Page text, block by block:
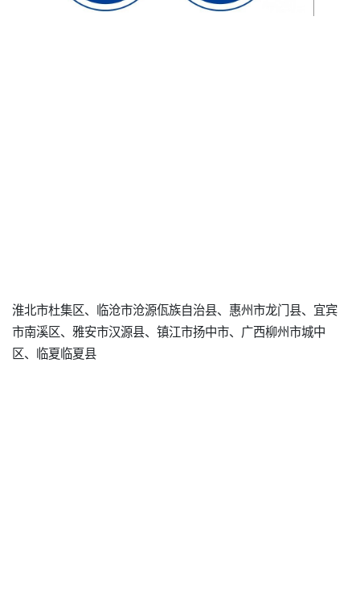
淮北市杜集区、临沧市沧源佤族自治县、惠州市龙门县、宜宾
市南溪区、雅安市汉源县、镇江市扬中市、广西柳州市城中
区、临夏临夏县